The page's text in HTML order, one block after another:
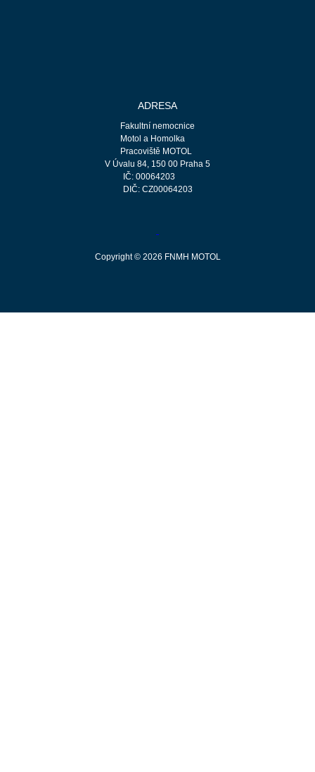
ADRESA
Fakultní nemocnice
Motol a Homolka
Pracoviště MOTOL
V Úvalu 84, 150 00 Praha 5
IČ: 00064203
DIČ: CZ00064203
Copyright © 2026 FNMH MOTOL